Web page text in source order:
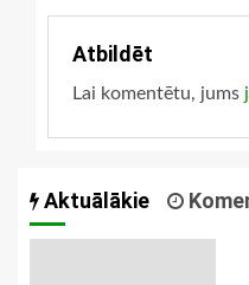
Atbildēt
Lai komentētu, jums
Aktuālākie